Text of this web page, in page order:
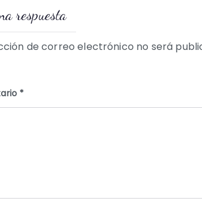
respuesta
de correo electrónico no será
*